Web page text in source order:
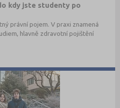
kdy jste studenty po
právní pojem. V praxi znamená
hlavně zdravotní pojištění